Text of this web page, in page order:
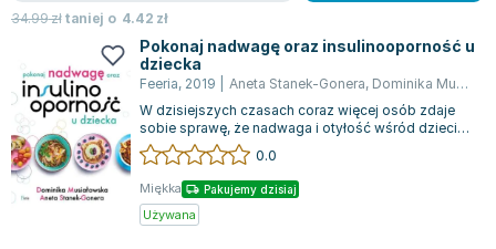
34.99złtaniej o 4.42 zł
Pokonaj nadwagę oraz insulinooporność u
dziecka
Feeria, 2019 Aneta Stanek-Gonera, Dominika Musiałowska
W dzisiejszych czasach coraz więcej osób zdaje
sobie sprawę, że nadwaga i otyłość wśród dzieci
to poważny problem zdrowotny, znajd...
0.0
Miękka Pakujemy dzisiaj
Używana